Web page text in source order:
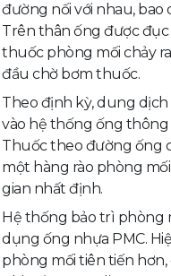
đường nối với nhau,
Trên thân ống được
thuốc phòng mối chảy
đầu chờ bơm thuốc.
Theo định kỳ, dung
vào hệ thống ống thông
Thuốc theo đường ống
một hàng rào phòng
gian nhất định.
Hệ thống bảo trì phòng
dụng ống nhựa PMC.
phòng mối tiên tiến